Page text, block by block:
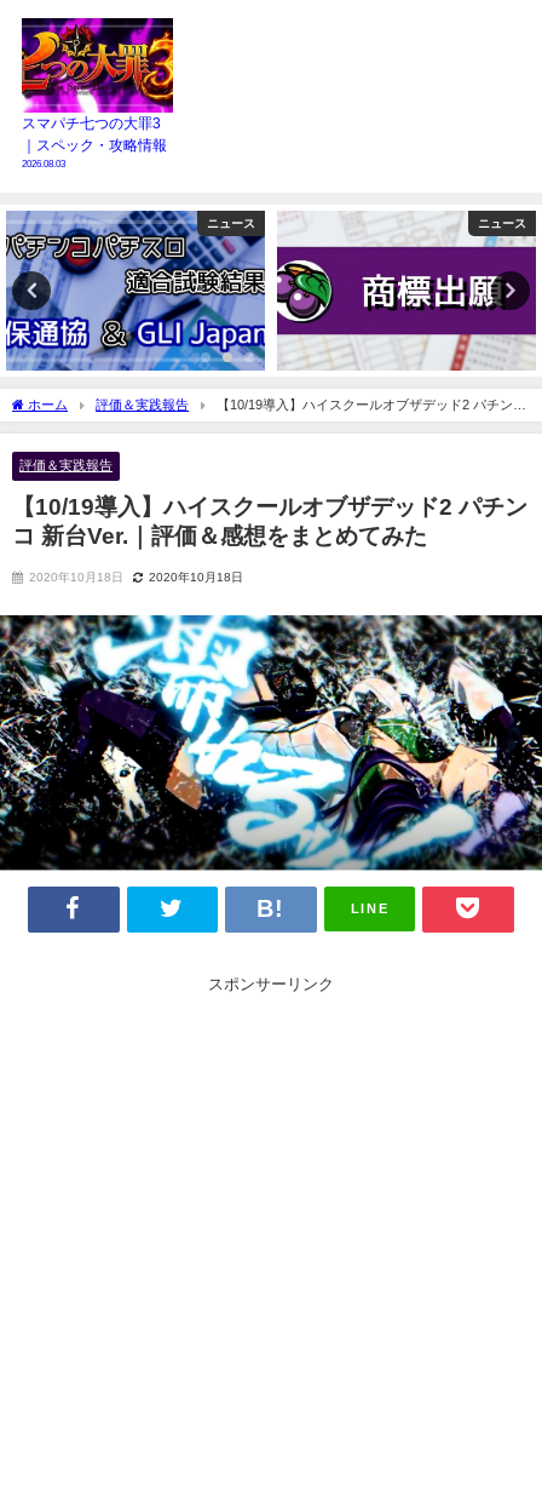
スマパチ七つの大罪3
｜スペック・攻略情報
2026.08.03
ニュース 検定通過
ホーム 評価＆実践報告
【10/19導入】ハイスクールオブザデッド2 パチンコ
新台Ver.｜評価＆感想をまとめてみた
評価＆実践報告
【10/19導入】ハイスクールオブザデッド2 パチン
コ 新台Ver.｜評価＆感想をまとめてみた
2020年10月18日 2020年10月18日
LINE
スポンサーリンク